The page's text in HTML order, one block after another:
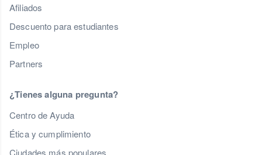
Afiliados
Descuento para estudiantes
Empleo
Partners
¿Tienes alguna pregunta?
Centro de Ayuda
Ética y cumplimiento
Ciudades más populares